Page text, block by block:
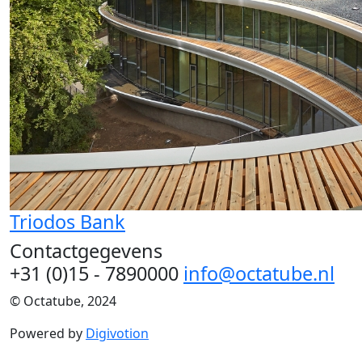
Triodos Bank
Contactgegevens
+31 (0)15 - 7890000 info@octatube.nl
© Octatube, 2024
Powered by Digivotion